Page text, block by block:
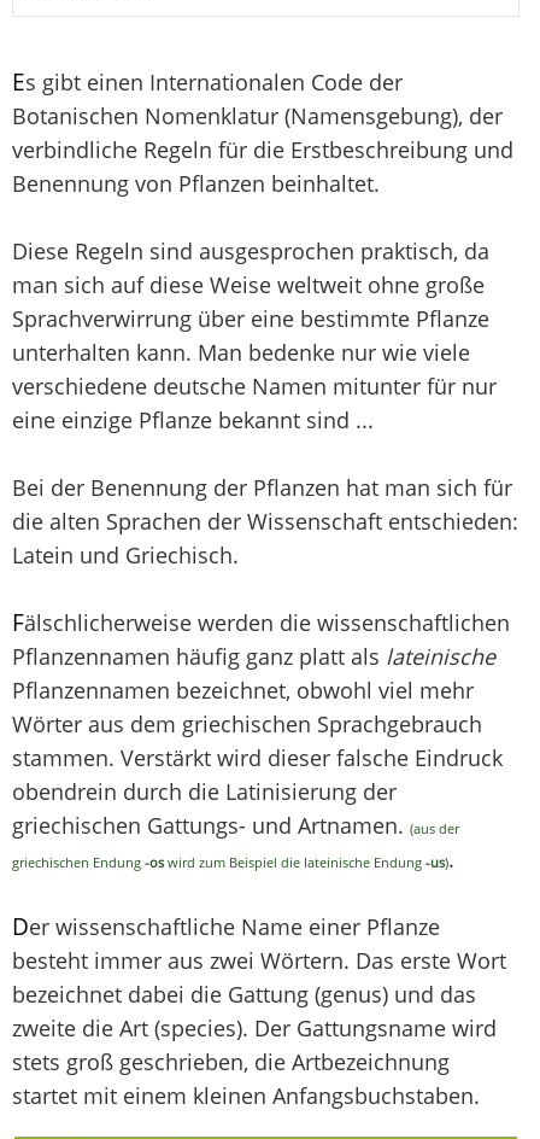
Es gibt einen Internationalen Code der
Botanischen Nomenklatur (Namensgebung), der
verbindliche Regeln für die Erstbeschreibung und
Benennung von Pflanzen beinhaltet.
Diese Regeln sind ausgesprochen praktisch, da
man sich auf diese Weise weltweit ohne große
Sprachverwirrung über eine bestimmte Pflanze
unterhalten kann. Man bedenke nur wie viele
verschiedene deutsche Namen mitunter für nur
eine einzige Pflanze bekannt sind ...
Bei der Benennung der Pflanzen hat man sich für
die alten Sprachen der Wissenschaft entschieden:
Latein und Griechisch.
Fälschlicherweise werden die wissenschaftlichen
Pflanzennamen häufig ganz platt als lateinische
Pflanzennamen bezeichnet, obwohl viel mehr
Wörter aus dem griechischen Sprachgebrauch
stammen. Verstärkt wird dieser falsche Eindruck
obendrein durch die Latinisierung der
griechischen Gattungs- und Artnamen. (aus der
griechischen Endung -os wird zum Beispiel die lateinische Endung -us).
Der wissenschaftliche Name einer Pflanze
besteht immer aus zwei Wörtern. Das erste Wort
bezeichnet dabei die Gattung (genus) und das
zweite die Art (species). Der Gattungsname wird
stets groß geschrieben, die Artbezeichnung
startet mit einem kleinen Anfangsbuchstaben.